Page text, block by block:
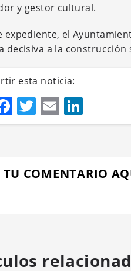
y gestor cultural.
expediente, el
decisiva a la
esta noticia:
Facebook
Twitter
Email
TU COMENTARIO